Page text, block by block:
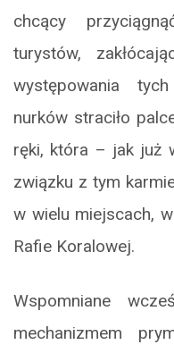
chcący
turystów,
występowania
nurków straciło
ręki, która – jak już
związku z tym
w wielu miejscach,
Rafie Koralowej.
Wspomniane
mechanizmem